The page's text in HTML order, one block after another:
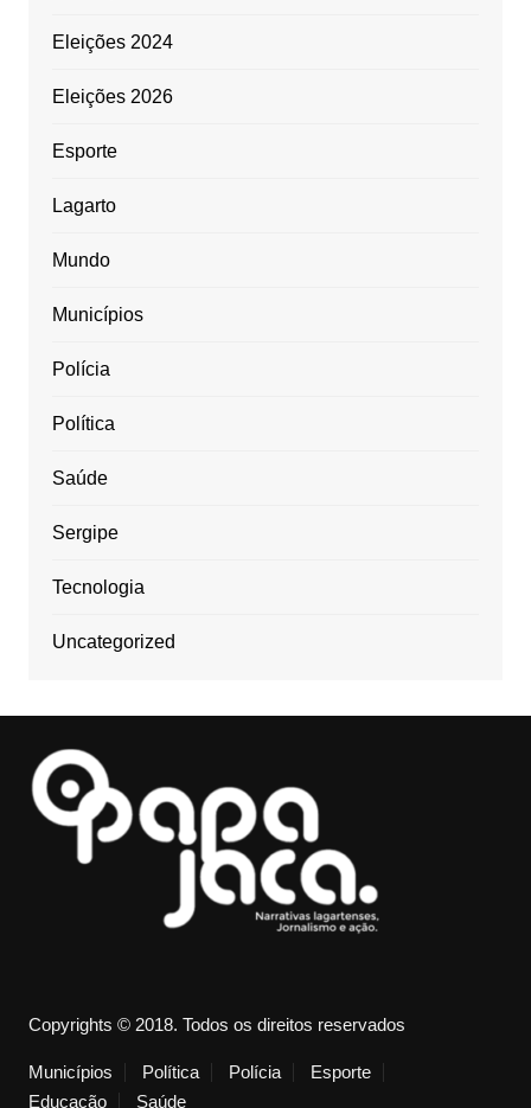
Eleições 2024
Eleições 2026
Esporte
Lagarto
Mundo
Municípios
Polícia
Política
Saúde
Sergipe
Tecnologia
Uncategorized
Copyrights © 2018. Todos os direitos reservados
Municípios Política Polícia
Esporte
Educação
Saúde